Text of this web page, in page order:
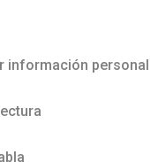
información personal